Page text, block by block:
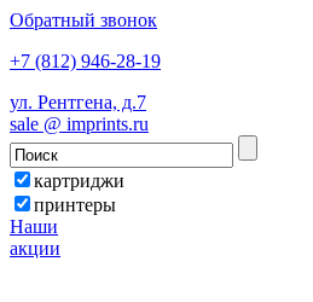
Обратный звонок
+7 (812) 946-28-19
ул. Рентгена, д.7
sale @ imprints.ru
картриджи
принтеры
Наши
акции